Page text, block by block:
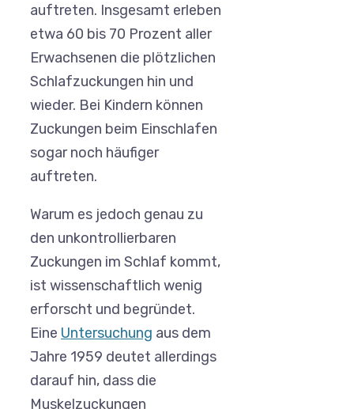
auftreten. Insgesamt erleben
etwa 60 bis 70 Prozent aller
Erwachsenen die plötzlichen
Schlafzuckungen hin und
wieder. Bei Kindern können
Zuckungen beim Einschlafen
sogar noch häufiger
auftreten.
Warum es jedoch genau zu
den unkontrollierbaren
Zuckungen im Schlaf kommt,
ist wissenschaftlich wenig
erforscht und begründet.
Eine Untersuchung aus dem
Jahre 1959 deutet allerdings
darauf hin, dass die
Muskelzuckungen